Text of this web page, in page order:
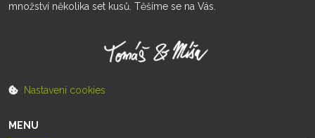
množství několika set kusů. Těšíme se na Vás.
Nastavení cookies
MENU